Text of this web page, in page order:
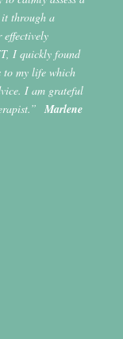
through a
effectively
I quickly found
to my life which
I am grateful
Marlene